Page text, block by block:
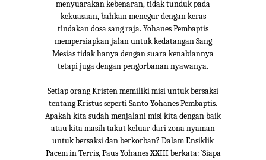
menyuarakan kebenaran, tidak tunduk pada
kekuasaan, bahkan menegur dengan keras
tindakan dosa sang raja. Yohanes Pembaptis
mempersiapkan jalan untuk kedatangan Sang
Mesias tidak hanya dengan suara kenabiannya
tetapi juga dengan pengorbanan nyawanya.
Setiap orang Kristen memiliki misi untuk bersaksi
tentang Kristus seperti Santo Yohanes Pembaptis.
Apakah kita sudah menjalani misi kita dengan baik
atau kita masih takut keluar dari zona nyaman
untuk bersaksi dan berkorban? Dalam Ensiklik
Pacem in Terris, Paus Yohanes XXIII berkata: `Siapa